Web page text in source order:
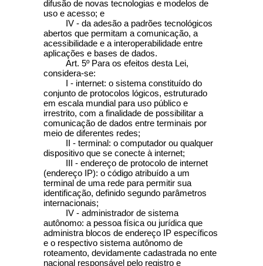
difusão de novas tecnologias e modelos de
uso e acesso; e
IV - da adesão a padrões tecnológicos
abertos que permitam a comunicação, a
acessibilidade e a interoperabilidade entre
aplicações e bases de dados.
Art. 5º Para os efeitos desta Lei,
considera-se:
I - internet: o sistema constituído do
conjunto de protocolos lógicos, estruturado
em escala mundial para uso público e
irrestrito, com a finalidade de possibilitar a
comunicação de dados entre terminais por
meio de diferentes redes;
II - terminal: o computador ou qualquer
dispositivo que se conecte à internet;
III - endereço de protocolo de internet
(endereço IP): o código atribuído a um
terminal de uma rede para permitir sua
identificação, definido segundo parâmetros
internacionais;
IV - administrador de sistema
autônomo: a pessoa física ou jurídica que
administra blocos de endereço IP específicos
e o respectivo sistema autônomo de
roteamento, devidamente cadastrada no ente
nacional responsável pelo registro e